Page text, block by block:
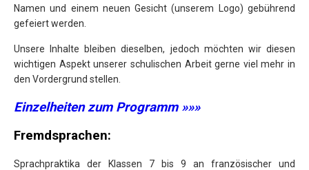
Namen und einem neuen Gesicht (unserem Logo) gebührend
gefeiert werden.
Unsere Inhalte bleiben dieselben, jedoch möchten wir diesen
wichtigen Aspekt unserer schulischen Arbeit gerne viel mehr in
den Vordergrund stellen.
Einzelheiten zum Programm »»»
Fremdsprachen:
Sprachpraktika der Klassen 7 bis 9 an französischer und